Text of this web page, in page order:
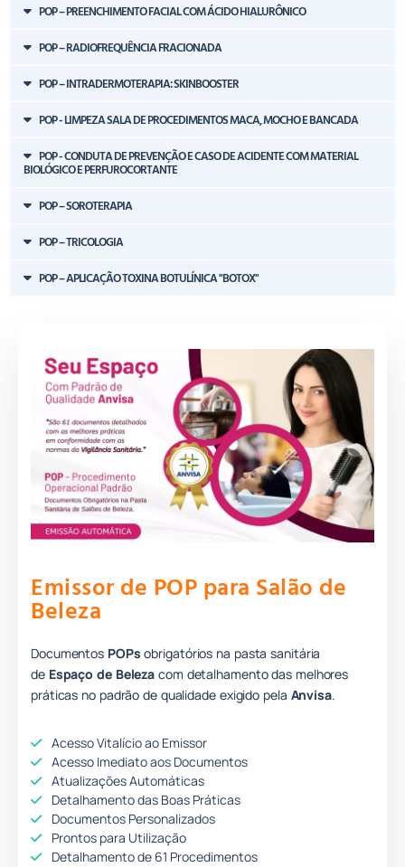
POP – PREENCHIMENTO FACIAL COM ÁCIDO HIALURÔNICO
POP – RADIOFREQUÊNCIA FRACIONADA
POP – INTRADERMOTERAPIA: SKINBOOSTER
POP - LIMPEZA SALA DE PROCEDIMENTOS MACA, MOCHO E BANCADA
POP - CONDUTA DE PREVENÇÃO E CASO DE ACIDENTE COM MATERIAL
BIOLÓGICO E PERFUROCORTANTE
POP – SOROTERAPIA
POP – TRICOLOGIA
POP – APLICAÇÃO TOXINA BOTULÍNICA "BOTOX"
Emissor de POP para Salão de
Beleza
Documentos POPs obrigatórios na pasta sanitária
de Espaço de Belezacom detalhamento das melhores
práticas no padrão de qualidade exigido pela Anvisa.
Acesso Vitalício ao Emissor
Acesso Imediato aos Documentos
Atualizações Automáticas
Detalhamento das Boas Práticas
Documentos Personalizados
Prontos para Utilização
Detalhamento de 61 Procedimentos